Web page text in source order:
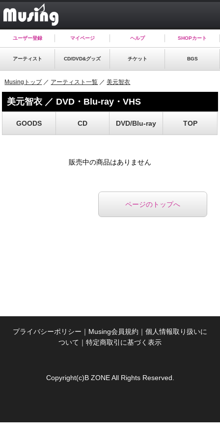
ユーザー登録 マイページ ヘルプ SHOPカート
アーティスト CD/DVD&グッズ チケット BGS
Musingトップ／ アーティスト一覧 ／美元智衣
美元智衣 ／ DVD・Blu-ray・VHS
GOODS CD DVD/Blu-ray TOP
販売中の商品はありません
ページのトップへ
プライバシーポリシー ｜ Musing会員規約 ｜ 個人情報取り扱いに
ついて ｜ 特定商取引に基づく表示
Copyright(c)B ZONE All Rights Reserved.